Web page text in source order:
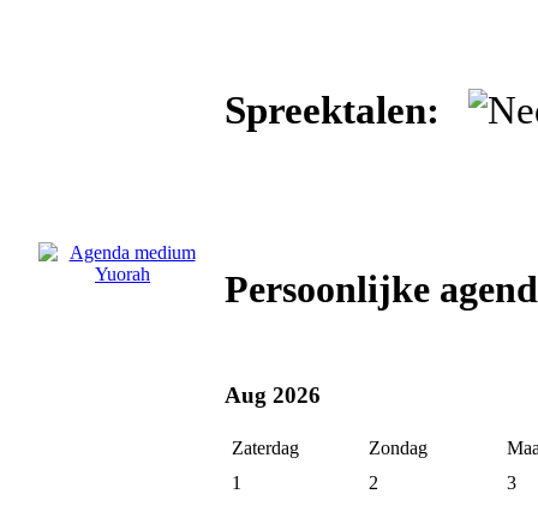
Spreektalen:
Persoonlijke
Aug 2026
Zaterdag Zondag
1
2
3